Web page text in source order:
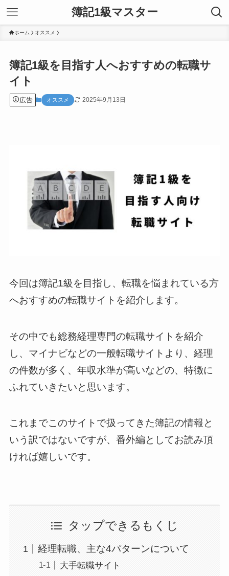
簿記1級マスター
ホーム オススメ
簿記1級を目指す人へおすすめの転職サ
イト
広告 オススメ 2025年9月13日
今回は簿記1級を目指し、転職を悩まれている方
へおすすめの転職サイトを紹介します。
その中でも総務経理専門の転職サイトを紹介
し、マイナビなどの一般転職サイトより、 経理
の件数が多く 、 年収水準が高いなどの、特徴に
ふれていきたいと思います。
これまでこのサイトで扱ってきた簿記の情報と
いう訳ではないですが、番外編としてお読み頂
ければ嬉しいです。
タップできるもくじ
経理転職、主な4パターンについて
大手転職サイト